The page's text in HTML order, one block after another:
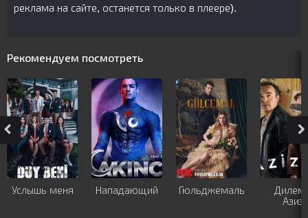
реклама на сайте, останется только в плеере).
Рекомендуем посмотреть
Услышь меня Нападающий Гюльджемаль